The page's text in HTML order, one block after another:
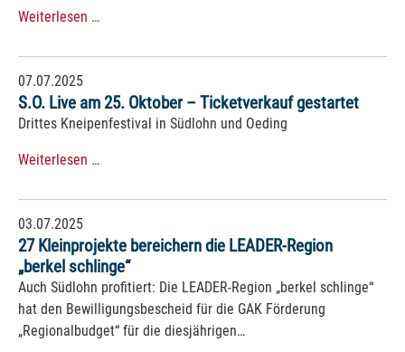
Weiterlesen …
07.07.2025
S.O. Live am 25. Oktober – Ticketverkauf gestartet
Drittes Kneipenfestival in Südlohn und Oeding
Weiterlesen …
03.07.2025
27 Kleinprojekte bereichern die LEADER-Region
„berkel schlinge“
Auch Südlohn profitiert: Die LEADER-Region „berkel schlinge“
hat den Bewilligungsbescheid für die GAK Förderung
„Regionalbudget“ für die diesjährigen…